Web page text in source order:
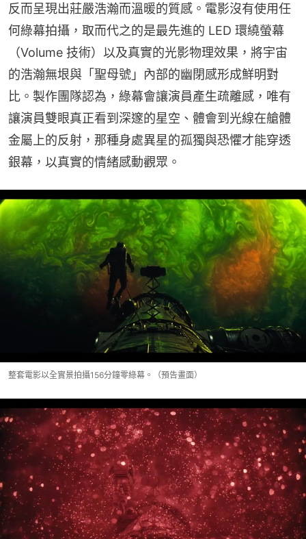
反而呈現出莊嚴浩瀚而溫暖的質感。電影沒有使用任
何綠幕拍攝，取而代之的是最先進的 LED 環繞螢幕
（Volume 技術）以及真實的光影物理效果，將宇宙
的浩瀚無垠與「聖母號」內部的幽閉感形成鮮明對
比。製作團隊認為，綠幕會讓演員產生疏離感，唯有
讓演員雙眼真正看到深邃的星空、體會到光線在艙體
金屬上的反射，那種身處異星的孤獨與恐懼才能穿透
銀幕，以真實的情緒感動觀眾。
整套電影以全實景拍攝156分鐘零綠幕。（預告畫面）